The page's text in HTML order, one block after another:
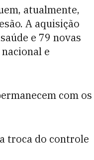
atualmente,
A aquisição
e 79 novas
e
com os
troca do controle